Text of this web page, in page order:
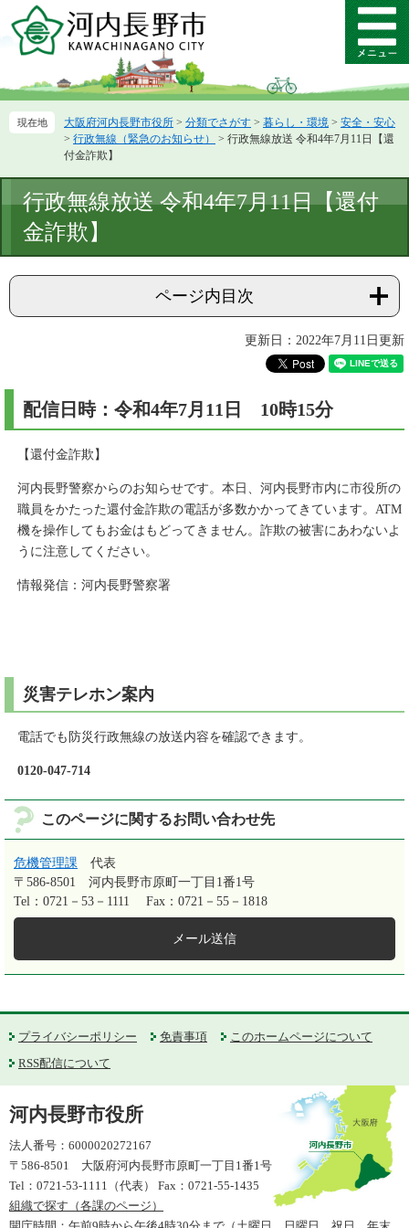
ー
先
ニ
を
本
文
メ
ニ
ー
大阪府河内長野市役所 > 分類でさがす > 暮らし・環境 > 安全・安心
> 行政無線（緊急のお知らせ） > 行政無線放送 令和4年7月11日【還
付金詐欺】
文
行政無線放送 令和4年7月11日【還付
金詐欺】
ページ内目次
更新日：2022年7月11日更新
配信日時：令和4年7月11日 10時15分
【還付金詐欺】
河内長野警察からのお知らせです。本日、河内長野市内に市役所の
職員をかたった還付金詐欺の電話が多数かかってきています。ATM
機を操作してもお金はもどってきません。詐欺の被害にあわないよ
うに注意してください。
情報発信：河内長野警察署
災害テレホン案内
電話でも防災行政無線の放送内容を確認できます。
0120-047-714
このページに関するお問い合わせ先
危機管理課
代表
〒586-8501
河内長野市原町一丁目1番1号
Tel：0721－53－1111
Fax：0721－55－1818
メール送信
プライバシーポリシー 免責事項
このホームページについて
RSS配信について
河内長野市役所
法人番号：6000020272167
〒586-8501 大阪府河内長野市原町一丁目1番1号
Tel：0721-53-1111（代表） Fax：0721-55-1435
組織で探す（各課のページ）